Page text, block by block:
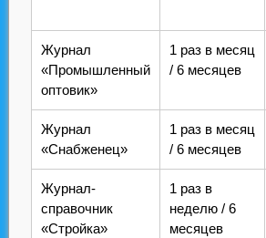
Журнал
«Промышленный
оптовик»
1 раз в месяц
/ 6 месяцев
Журнал
«Снабженец»
1 раз в месяц
/ 6 месяцев
Журнал-
справочник
«Стройка»
1 раз в
неделю / 6
месяцев